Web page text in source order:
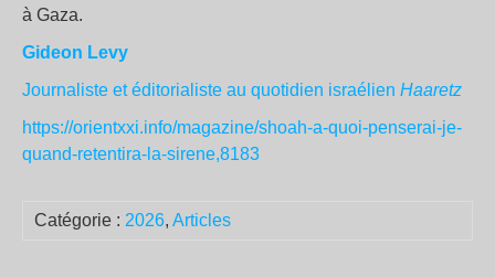
à Gaza.
Gideon Levy
Journaliste et éditorialiste au quotidien israélien Haaretz
https://orientxxi.info/magazine/shoah-a-quoi-penserai-je-
quand-retentira-la-sirene,8183
Catégorie : 2026, Articles